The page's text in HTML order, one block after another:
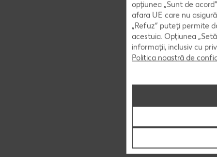
opțiunea „Sunt de
afara UE care nu
„Refuz” puteți permite
acestuia. Opțiunea
informații, inclusiv cu
Politica noastră de